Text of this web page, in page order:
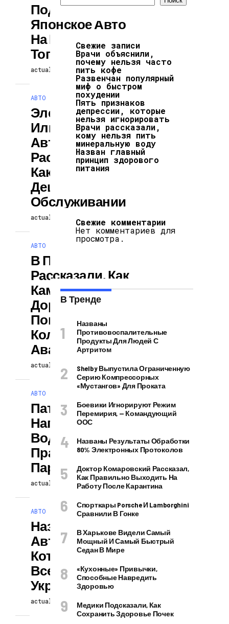
Подарили
Японское Авто
На Водородном
Топливе
actuallynews 04.08.2024
АВТО
Электрокары
Или Обычные
Авто: Эксперты
Рассказали
Какие Машины
Дешевле В
Обслуживании
actuallynews
АВТО
В Полиции
Рассказали, Как
Камеры На
Дорогах
Повлияли На
Количество
Аварий
actuallynews 04.08.2024
АВТО
Патрульные
Напомнили
Водителям
Правила
Парковки
actuallynews 04.08.2024
АВТО
Названы Б/у
Автомобили,
Которые Чаще
Всего Ввозят
Украинцы
actuallynews 03.08.2024
Свежие записи
Врачи объяснили,
почему нельзя часто
пить кофе
Развенчан популярный
миф о быстром
похудении
Пять признаков
депрессии, которые
нельзя игнорировать
Врачи рассказали,
кому нельзя пить
минеральную воду
Назван главный
принцип здорового
питания
Свежие комментарии
Нет комментариев для
просмотра.
В Тренде
Названы
Противовоспалительные
Продукты Для Людей С
Артритом
Shelby Выпустила Ограниченную
Серию Компрессорных
«Мустангов» Для Проката
Боевики Игнорируют Режим
Перемирия, — Командующий
ООС
Названы Результаты Обработки
80% Электронных Протоколов
Доктор Комаровский Рассказал,
Как Правильно Выходить На
Работу После Карантина
Спорткары Porsche И Lamborghini
Сравнили В Гонке
В Харькове Видели Самый
Мощный И Самый Быстрый
Седан В Мире
«Кухонные» Привычки,
Способные Навредить
Здоровью
Медики Подсказали, Как
Сохранить Здоровье Почек